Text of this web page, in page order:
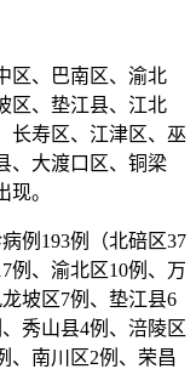
区、巴南区、渝北
区、垫江县、江北
长寿区、江津区、巫
、大渡口区、铜梁
。
例193例（北碚区37
例、渝北区10例、万
坡区7例、垫江县6
秀山县4例、涪陵区
、南川区2例、荣昌